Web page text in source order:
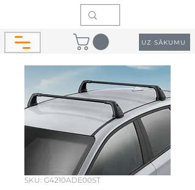
UZ SĀKUMU
SKU: G4210ADE00ST